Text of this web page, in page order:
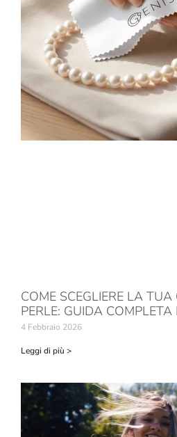
COME SCEGLIERE LA
PERLE: GUIDA COMPLETA
4 Febbraio 2026
Leggi di più >